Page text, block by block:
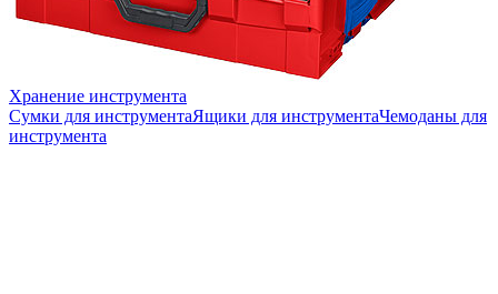
Хранение инструмента
Сумки для инструментаЯщики для инструментаЧемоданы для
инструмента